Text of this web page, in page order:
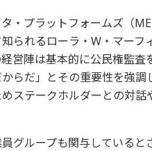
・プラットフォームズ（
られるローラ・W・マーフ
営陣は基本的に公民権監査
らだ」とその重要性を強調
ステークホルダーとの対話
グループも関与していると